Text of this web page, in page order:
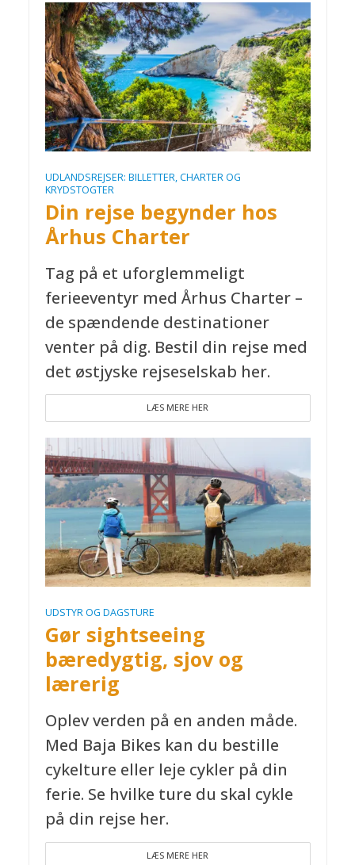
UDLANDSREJSER: BILLETTER, CHARTER OG
KRYDSTOGTER
Din rejse begynder hos
Århus Charter
Tag på et uforglemmeligt
ferieeventyr med Århus Charter –
de spændende destinationer
venter på dig. Bestil din rejse med
det østjyske rejseselskab her.
LÆS MERE HER
UDSTYR OG DAGSTURE
Gør sightseeing
bæredygtig, sjov og
lærerig
Oplev verden på en anden måde.
Med Baja Bikes kan du bestille
cykelture eller leje cykler på din
ferie. Se hvilke ture du skal cykle
på din rejse her.
LÆS MERE HER